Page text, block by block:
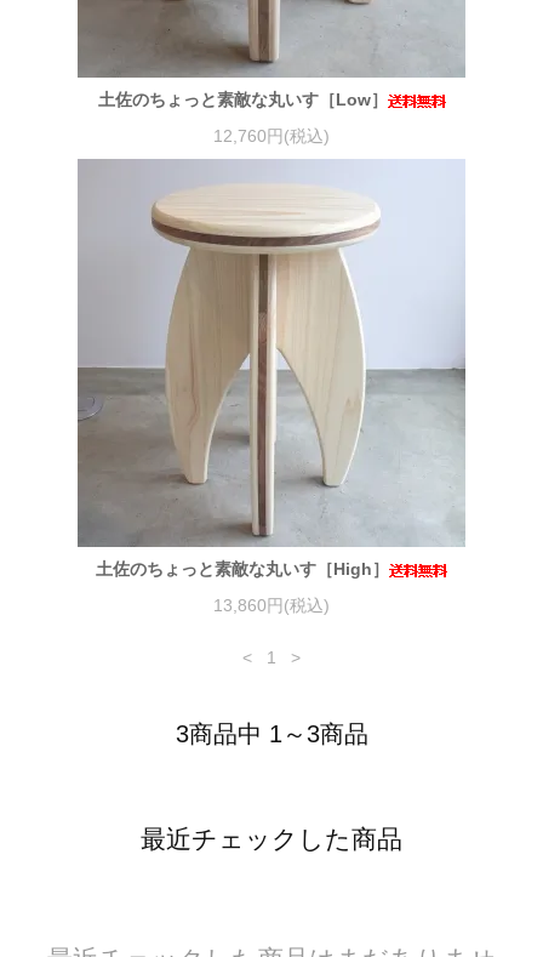
土佐のちょっと素敵な丸いす［Low］
12,760円(税込)
土佐のちょっと素敵な丸いす［High］
13,860円(税込)
< 1 >
3商品中 1～3商品
最近チェックした商品